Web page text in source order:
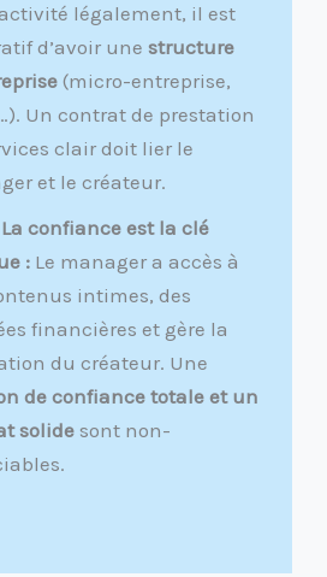
légalement, il est
d’avoir une structure
(micro-entreprise,
Un contrat de prestation
clair doit lier le
et le créateur.
La confiance est la clé
:Le manager a accès à
intimes, des
financières et gère la
du créateur. Une
de confiance totale et un
solidesont non-